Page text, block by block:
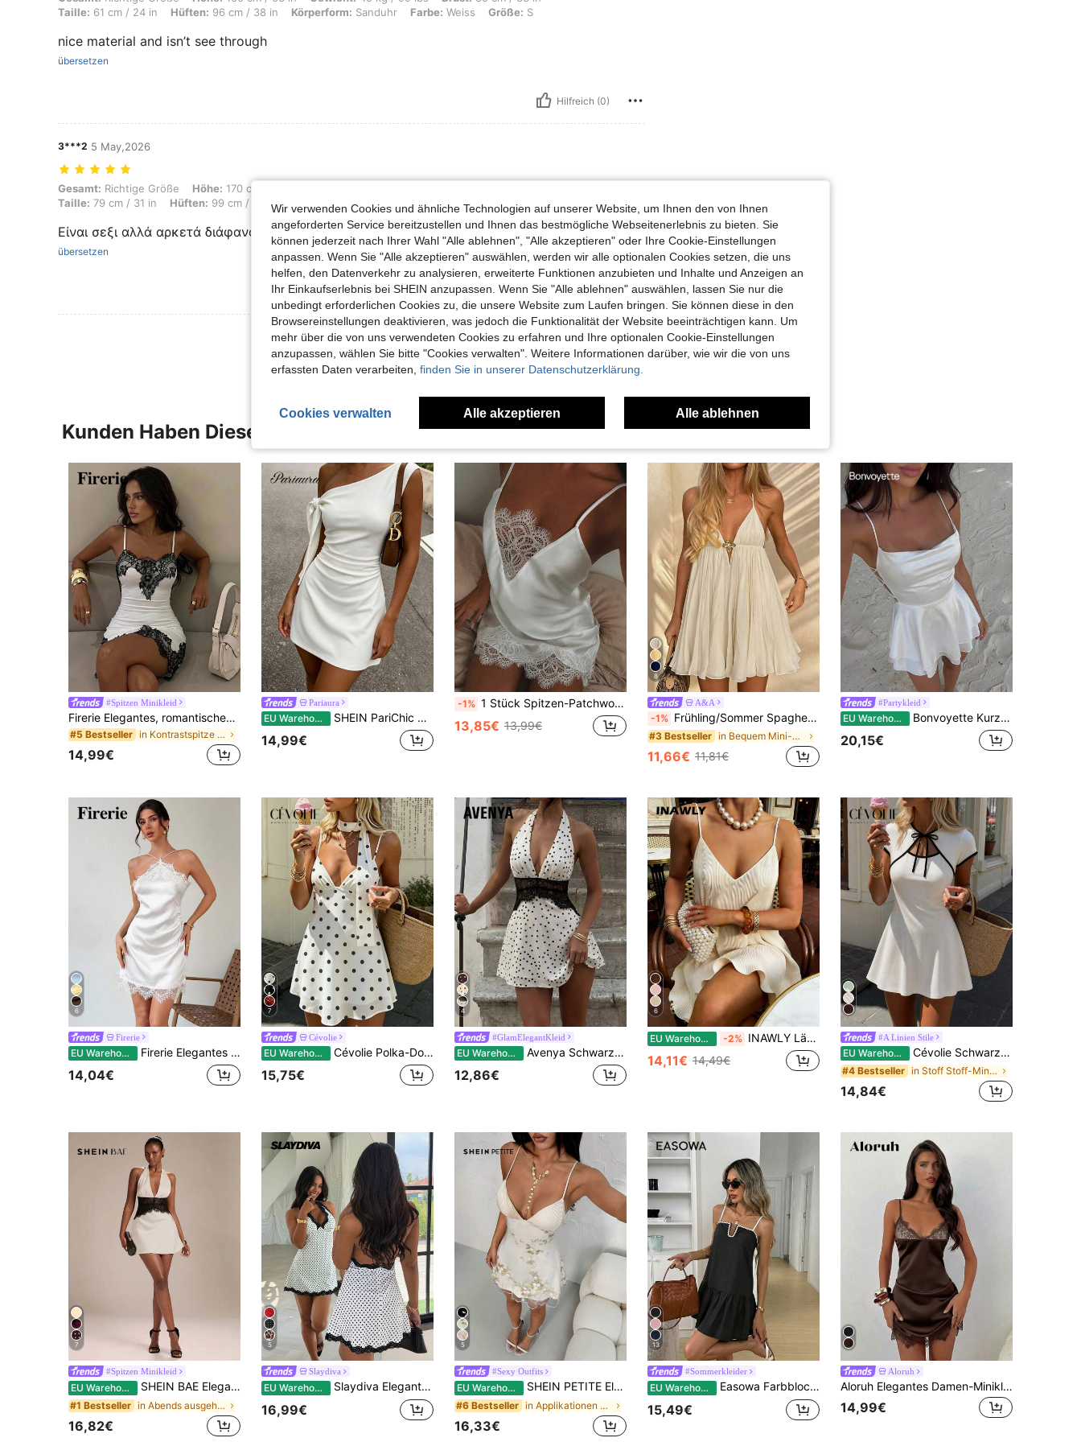
Taille: 61 cm / 24 in Hüften: 96 cm / 38 in Körperform: Sanduhr Farbe: Weiss Größe: S
nice material and isn’t see through
übersetzen
Hilfreich (0)
3***2 5 May,2026
Gesamt: Richtige Größe, Höhe: 170 cm / 67 in, Gewicht: 50 kg / 110 lbs, Brust: 99 cm / 39 in, Taille: 79 cm / 31 in, Hüften: 99 cm / 39 in, Körperform: Umgekehrtes Dreieck, Farbe: Weiss, Größe: M
Gesamt: Richtige Größe Höhe: 170 cm / 67 in
Taille: 79 cm / 31 in Hüften: 99 cm / 39 in Körperform: Umgekehrtes Dreieck Farbe: Weiss M
Είναι σεξι αλλά αρκετά διάφανο. Πιο πολύ για νυχτικό.
übersetzen
Hilfreich (0)
Mehr Bewertungen Ansehen
Kunden Haben Diese Artikel Auch Angeschaut
#Spitzen Minikleid
Firerie Elegantes, romantisches und zierliches Damen Minikleid im neuen Modestil für den täglichen Gebrauch, Dates, Pendeln, Urlaub, Hochzeitsgäste, Partys, Musikfestivals mit Spaghettiträgern, Kontrast-Farbblöcken und Spitzenbesatz
#5 Bestseller in Kontrastspitze Frauen Kleider
14,99€
Pariaura
EU Warehouse SHEIN PariChic Damen Sommer Neu Elegantes Französisches Chic Asymmetrisches Schulter Bindeband Weißes Figurbetontes A-Linien Mini Kleid, Asymmetrisches Schulter Design Zeigt Anmutige Schulter & Nackenlinien, Einseitiger Fließender Ärmel Fügt Ätherische Details Hinzufügen, A-Linien Silhouette Schmeichelt Kurven, Reinweißer Farbton Sieht Raffiniert Aus, Geeignet Für Dates, Semi-Formelle Anlässe, Anmutiger Society-Stil, Weißes Kleid, Sommer Neues Kleid, Französischer Stil Kleid
14,99€
-1% 1 Stück Spitzen-Patchwork lässig Party Mini Kleid, Nachtwäsche-Stil, geeignet für Party, Strand, Hochzeit, Abschluss, elegant, weißer Sommerurlaub
13,85€ 13,99€
8
A&A
-1% Frühling/Sommer Spaghettiträger A-Linie Metall Schnalle Lässig Strand Urlaub Nachmittagstee Schlankheitskleid
#3 Bestseller in Bequem Mini-Freizeitkleider
11,66€ 11,81€
#Partykleid
EU Warehouse Bonvoyette Kurzes Minikleid mit drapiertem Schnürung am Rücken und Lagen für Damen, Partykleid
20,15€
6
Firerie
EU Warehouse Firerie Elegantes romantisches Damenkleid für Date, Musikfestival, Party, Zusammenkunft, Abschlusszeit, Urlaub, schwarzes Satin-Stoffkleid mit Spitzenbesatz, Spaghettiträger, figurbetontes Minikleid, Hochzeitsgast, Geburtstagskleid
14,04€
7
Cévolie
EU Warehouse Cévolie Polka-Dot-Mini-Kleid aus Chiffon mit tiefem V-Ausschnitt und rückenfreiem Design
15,75€
4
#GlamElegantKleid
EU Warehouse Avenya Schwarz-Weiß Polka Punkt Neckholder Mini Kleid mit tiefem V-Ausschnitt am Rücken, Spitzen-Patchwork A-Linie Kurzkleid, sexy Party Outfit, elegantes Date/Urlaubs Kleid, Party/Geburtstags Kleid
12,86€
6
EU Warehouse -2% INAWLY Lässiges einfarbiges rückenfreies Minikleid
14,11€ 14,49€
#A Linien Stile
EU Warehouse Cévolie Schwarz & Weiß Patchwork Damenkleid, Tailliertes schlankmachendes Kleid mit Cut-outs und Schleife, A-Linien Mini-Kleid
#4 Bestseller in Stoff Stoff-Minikleider
14,84€
7
#Spitzen Minikleid
EU Warehouse SHEIN BAE Elegantes weißes Satin-Minikleid mit Neckholder für Damen, schwarze und weiße Spitzenverzierung, verführerisch für Date Night, Hochzeitsgast, Valentinstag, Urlaub, Frühling, Sommerkleid
#1 Bestseller in Abends ausgehen Damen Minikleider
16,82€
5
Slaydiva
EU Warehouse Slaydiva Elegantes französischer Stil sexy Spitze Patchwork Neckholder A-Linie Taille Kleid, Polka Dot Schwarz & Weiß Kurzes Kleid für Frauen
16,99€
5
#Sexy Outfits
EU Warehouse SHEIN PETITE Elegantes, sexy, figurbetontes A-Linien-Minikleid für Damen mit plissiertem Cup, Stickerei und einfarbigem Design, für zierliche Frauen
#6 Bestseller in Applikationen Frauen Kleider
16,33€
13
#Sommerkleider
EU Warehouse Easowa Farbblockkleid mit gerüschtem Saum, lässiges, luftiges, elegantes Pendlerkleid im Vintage-Resort-Stil für Frauen, Frühling/Sommer
15,49€
Aloruh
Aloruh Elegantes Damen-Minikleid für den Sommer mit Spitzen-Patchwork und Spaghettiträgern
14,99€
Wir verwenden Cookies und ähnliche Technologien auf unserer Website, um Ihnen den von Ihnen
angeforderten Service bereitzustellen und Ihnen das bestmögliche Webseitenerlebnis zu bieten. Sie
können jederzeit nach Ihrer Wahl "Alle ablehnen", "Alle akzeptieren" oder Ihre Cookie-Einstellungen
anpassen. Wenn Sie "Alle akzeptieren" auswählen, werden wir alle optionalen Cookies setzen, die uns
helfen, den Datenverkehr zu analysieren, erweiterte Funktionen anzubieten und Inhalte und Anzeigen an
Ihr Einkaufserlebnis bei SHEIN anzupassen. Wenn Sie "Alle ablehnen" auswählen, lassen Sie nur die
unbedingt erforderlichen Cookies zu, die unsere Website zum Laufen bringen. Sie können diese in den
Browsereinstellungen deaktivieren, was jedoch die Funktionalität der Website beeinträchtigen kann. Um
mehr über die von uns verwendeten Cookies zu erfahren und Ihre optionalen Cookie-Einstellungen
anzupassen, wählen Sie bitte "Cookies verwalten". Weitere Informationen darüber, wie wir die von uns
erfassten Daten verarbeiten, finden Sie in unserer Datenschutzerklärung.
Cookies verwalten Alle akzeptieren Alle ablehnen